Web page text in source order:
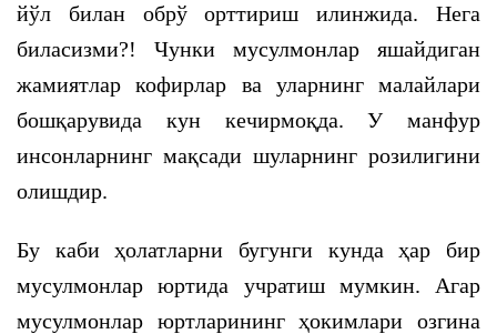
йўл билан обрў орттириш илинжида. Нега
биласизми?! Чунки мусулмонлар яшайдиган
жамиятлар кофирлар ва уларнинг малайлари
бошқарувида кун кечирмоқда. У манфур
инсонларнинг мақсади шуларнинг розилигини
олишдир.
Бу каби ҳолатларни бугунги кунда ҳар бир
мусулмонлар юртида учратиш мумкин. Агар
мусулмонлар юртларининг ҳокимлари озгина